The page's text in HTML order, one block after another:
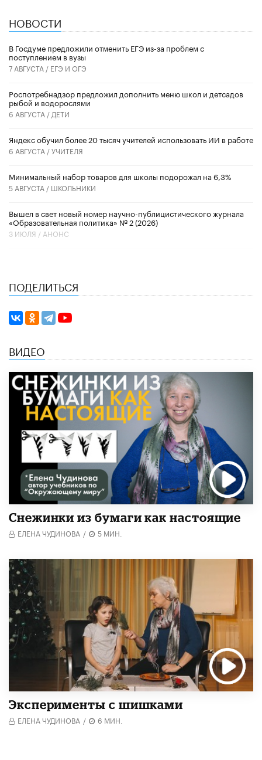
НОВОСТИ
В Госдуме предложили отменить ЕГЭ из-за проблем с
поступлением в вузы
7 АВГУСТА / ЕГЭ И ОГЭ
Роспотребнадзор предложил дополнить меню школ и детсадов
рыбой и водорослями
6 АВГУСТА / ДЕТИ
​Яндекс обучил более 20 тысяч учителей использовать ИИ в работе
6 АВГУСТА /УЧИТЕЛЯ
Минимальный набор товаров для школы подорожал на 6,3%
5 АВГУСТА / ШКОЛЬНИКИ
Вышел в свет новый номер научно-публицистического журнала
«Образовательная политика» № 2 (2026)
3 ИЮЛЯ / АНОНС
ПОДЕЛИТЬСЯ
ВИДЕО
Снежинки из бумаги как настоящие
ЕЛЕНА ЧУДИНОВА / 5 МИН.
Эксперименты с шишками
ЕЛЕНА ЧУДИНОВА / 6 МИН.